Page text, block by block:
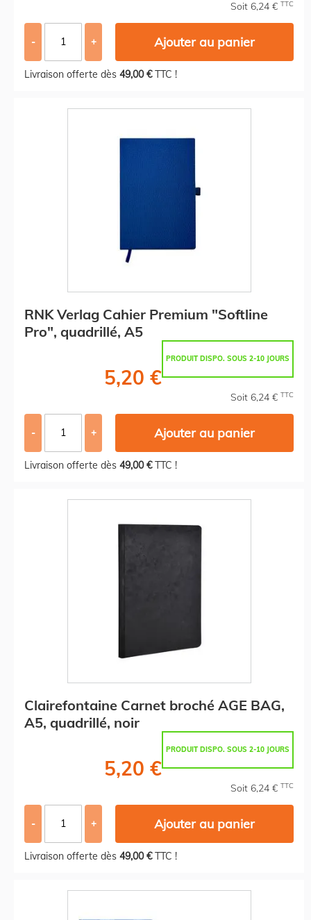
Soit 6,24 € TTC
- + Ajouter au panier
Livraison offerte dès 49,00 €TTC !
RNK Verlag Cahier Premium "Softline
Pro", quadrillé, A5
PRODUIT DISPO. SOUS 2-10 JOURS
5,20 €
Soit 6,24 € TTC
- + Ajouter au panier
Livraison offerte dès 49,00 €TTC !
Clairefontaine Carnet broché AGE BAG,
A5, quadrillé, noir
PRODUIT DISPO. SOUS 2-10 JOURS
5,20 €
Soit 6,24 € TTC
- + Ajouter au panier
Livraison offerte dès 49,00 €TTC !